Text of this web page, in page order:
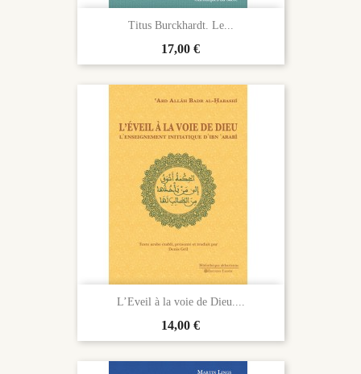
Titus Burckhardt. Le...
Prix
17,00 €
L’Eveil à la voie de Dieu....
Prix
14,00 €